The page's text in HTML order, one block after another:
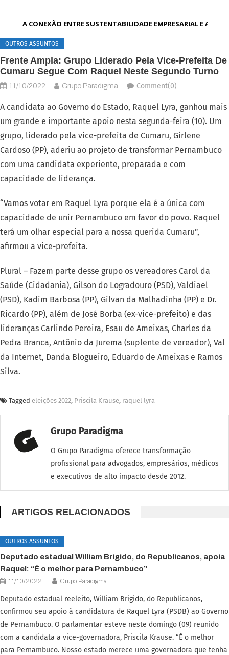
A CONEXÃO ENTRE SUSTENTABILIDADE EMPRESARIAL E
OUTROS ASSUNTOS
Frente Ampla: Grupo Liderado Pela Vice-Prefeita De
Cumaru Segue Com Raquel Neste Segundo Turno
11/10/2022 Grupo Paradigma Comment(0)
A candidata ao Governo do Estado, Raquel Lyra, ganhou mais
um grande e importante apoio nesta segunda-feira (10). Um
grupo, liderado pela vice-prefeita de Cumaru, Girlene
Cardoso (PP), aderiu ao projeto de transformar Pernambuco
com uma candidata experiente, preparada e com
capacidade de liderança.
“Vamos votar em Raquel Lyra porque ela é a única com
capacidade de unir Pernambuco em favor do povo. Raquel
terá um olhar especial para a nossa querida Cumaru”,
afirmou a vice-prefeita.
Plural – Fazem parte desse grupo os vereadores Carol da
Saúde (Cidadania), Gilson do Logradouro (PSD), Valdiael
(PSD), Kadim Barbosa (PP), Gilvan da Malhadinha (PP) e Dr.
Ricardo (PP), além de José Borba (ex-vice-prefeito) e das
lideranças Carlindo Pereira, Esau de Ameixas, Charles da
Pedra Branca, Antônio da Jurema (suplente de vereador), Val
da Internet, Danda Blogueiro, Eduardo de Ameixas e Ramos
Silva.
Tagged eleições 2022, Priscila Krause, raquel lyra
Grupo Paradigma
O Grupo Paradigma oferece transformação
profissional para advogados, empresários, médicos
e executivos de alto impacto desde 2012.
ARTIGOS RELACIONADOS
OUTROS ASSUNTOS
Deputado estadual William Brigido, do Republicanos, apoia
Raquel: “É o melhor para Pernambuco”
11/10/2022 Grupo Paradigma
Deputado estadual reeleito, William Brigido, do Republicanos,
confirmou seu apoio à candidatura de Raquel Lyra (PSDB) ao Governo
de Pernambuco. O parlamentar esteve neste domingo (09) reunido
com a candidata a vice-governadora, Priscila Krause. “É o melhor
para Pernambuco. Nosso estado merece uma governadora que tenha